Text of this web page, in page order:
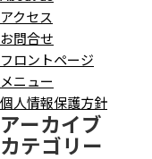
アクセス
お問合せ
フロントページ
メニュー
個人情報保護方針
アーカイブ
カテゴリー